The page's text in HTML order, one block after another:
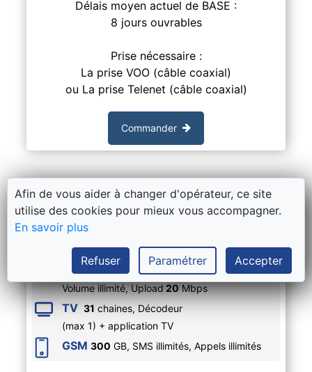
Délais moyen actuel de BASE :
8 jours ouvrables
Prise nécessaire :
La prise VOO (câble coaxial)
ou La prise Telenet (câble coaxial)
Commander
Hybrid Fiber-Coax
BASE Internet Unlimited + décodeur
Internet Vitesse200Mbps,
Volume illimité,Upload20Mbps
TV 31 chaines, Décodeur
(max 1) + application TV
GSM 300 GB, SMS illimités, Appels illimités
Afin de vous aider à changer d'opérateur, ce site
utilise des cookies pour mieux vous accompagner.
En savoir plus
Refuser Paramétrer Accepter